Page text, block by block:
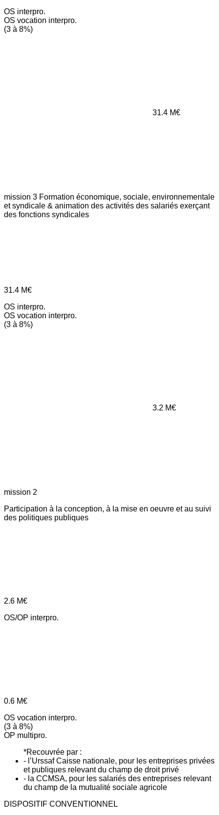
OS interpro.
OS vocation interpro.
(3 à 8%)
31.4 M€
mission 3 Formation économique, sociale, environnementale
et syndicale & animation des activités des salariés exerçant
des fonctions syndicales
31.4 M€
OS interpro.
OS vocation interpro.
(3 à 8%)
3.2 M€
mission 2
Participation à la conception, à la mise en oeuvre et au suivi
des politiques publiques
2.6 M€
OS/OP interpro.
0.6 M€
OS vocation interpro.
(3 à 8%)
OP multipro.
*Recouvrée par :
- l’Urssaf Caisse nationale, pour les entreprises privées
et publiques relevant du champ de droit privé
- la CCMSA, pour les salariés des entreprises relevant
du champ de la mutualité sociale agricole
DISPOSITIF CONVENTIONNEL